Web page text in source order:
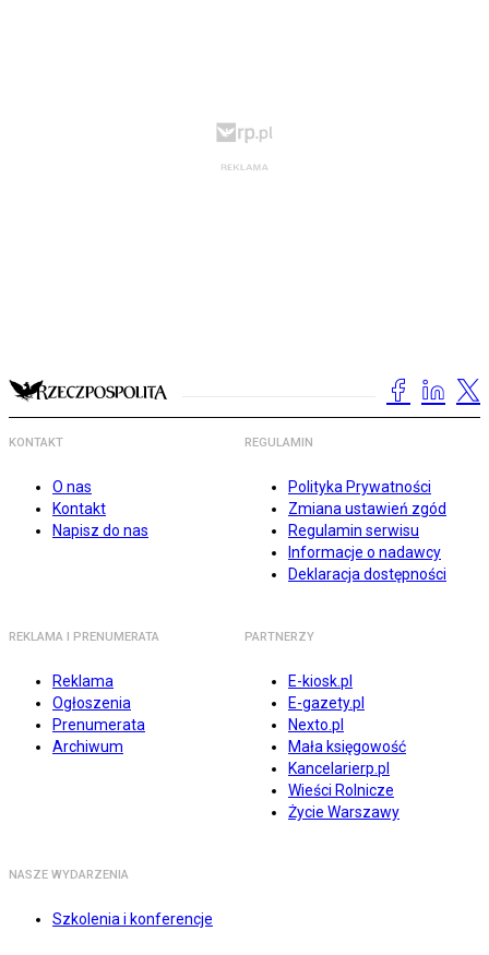
KONTAKT
O nas
Kontakt
Napisz do nas
REGULAMIN
Polityka Prywatności
Zmiana ustawień zgód
Regulamin serwisu
Informacje o nadawcy
Deklaracja dostępności
REKLAMA I PRENUMERATA
Reklama
Ogłoszenia
Prenumerata
Archiwum
PARTNERZY
E-kiosk.pl
E-gazety.pl
Nexto.pl
Mała księgowość
Kancelarierp.pl
Wieści Rolnicze
Życie Warszawy
NASZE WYDARZENIA
Szkolenia i konferencje